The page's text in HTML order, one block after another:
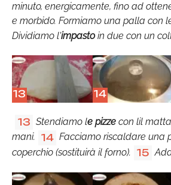
minuto, energicamente, fino ad
e morbido. Formiamo una palla con
Dividiamo l'impastoin due con un
13 14
13 Stendiamo le pizze con lil
mani. 14 Facciamo riscaldare una
coperchio (sostituirà il forno). 15